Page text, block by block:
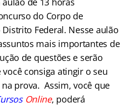
do Corpo de
Federal. Nesse aulão
mais importantes de
de questões e serão
consiga atingir o seu
prova. Assim, você que
Online, poderá